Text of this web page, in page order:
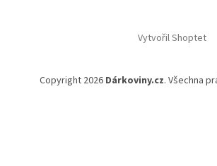
Vytvořil Shoptet
Copyright 2026 Dárkoviny.cz. Všechna